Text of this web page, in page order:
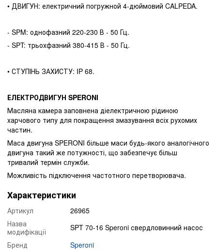
• ДВИГУН: електричний погружной 4-дюймовий CALPEDA.
- SPM: однофазний 220-230 В - 50 Гц.
- SPT: трьохфазний 380-415 В - 50 Гц.
• СТУПІНЬ ЗАХИСТУ: IP 68.
ЕЛЕКТРОДВИГУН SPERONI
Масляна камера заповнена діелектричною рідиною
харчового типу для покращення змазування всіх рухомих
частин.
Маса двигуна SPERONI більше маси будь-якого аналогічного
двигуна такий же потужності, що забезпечує більш
тривалий термін служби.
Можливість підключення частотного перетворювача.
Характеристики
Артикул
26965
Назва
модифікації
SPT 70-16 Speroni свердловинний насос
Бренд
Speroni